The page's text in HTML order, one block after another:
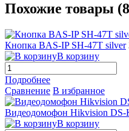
Похожие товары
Кнопка BAS-IP SH-47T silver
В корзину
Подробнее
Сравнение В избранное
Видеодомофон Hikvision DS-
В корзину